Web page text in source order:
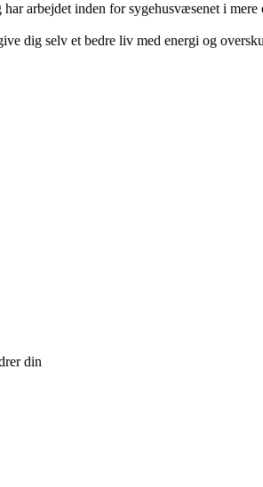
arbejdet inden for sygehusvæsenet i
dig selv et bedre liv med energi og
din